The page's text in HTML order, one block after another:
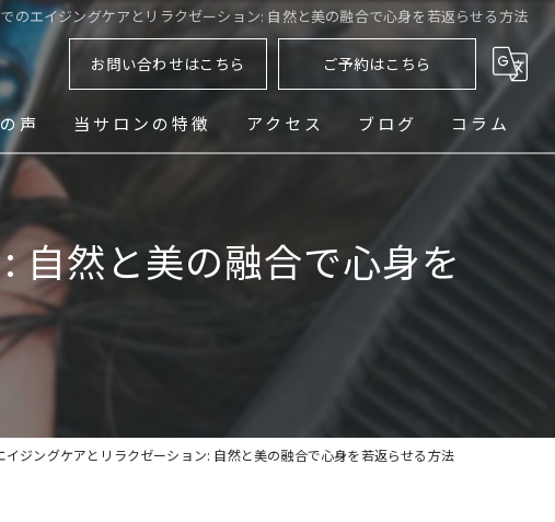
のエイジングケアとリラクゼーション: 自然と美の融合で心身を若返らせる方法
お問い合わせはこちら ご予約はこちら
声 当サロンの特徴
シェービング
アクセス ブログ コラム
自然と美の融合で心身を
イジングケアとリラクゼーション: 自然と美の融合で心身を若返らせる方法